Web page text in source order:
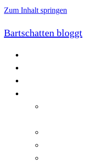
Zum Inhalt springen
Bartschatten bloggt